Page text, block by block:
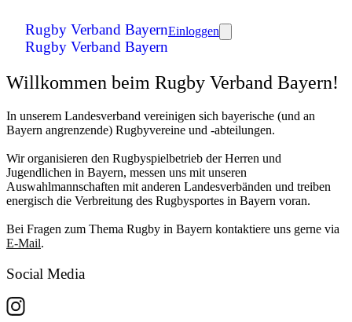
Rugby Verband Bayern
Rugby Verband Bayern
Einloggen
Willkommen beim Rugby Verband Bayern!
In unserem Landesverband vereinigen sich bayerische (und an
Bayern angrenzende) Rugbyvereine und -abteilungen.
Wir organisieren den Rugbyspielbetrieb der Herren und
Jugendlichen in Bayern, messen uns mit unseren
Auswahlmannschaften mit anderen Landesverbänden und treiben
energisch die Verbreitung des Rugbysportes in Bayern voran.
Bei Fragen zum Thema Rugby in Bayern kontaktiere uns gerne via
E-Mail.
Social Media